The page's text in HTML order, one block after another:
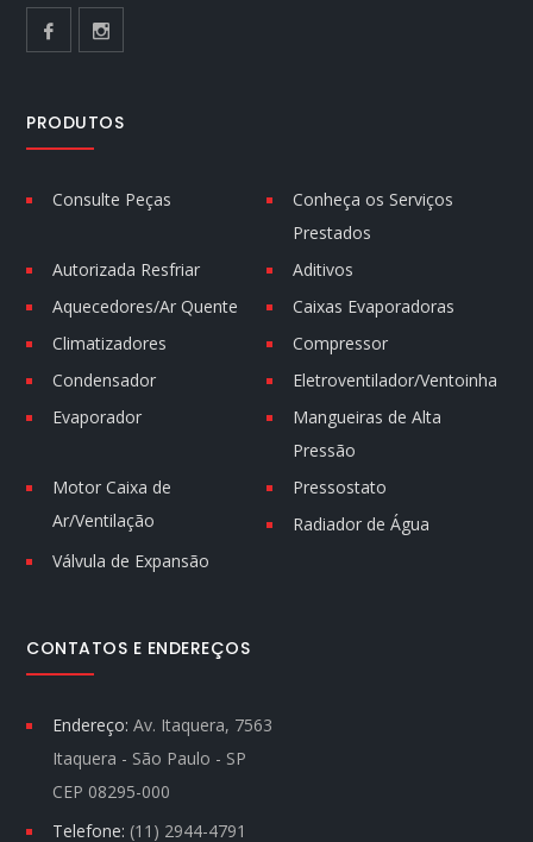
PRODUTOS
Consulte Peças
Conheça os Serviços
Prestados
Autorizada Resfriar
Aditivos
Aquecedores/Ar Quente
Caixas Evaporadoras
Climatizadores
Compressor
Condensador
Eletroventilador/Ventoinha
Evaporador
Mangueiras de Alta
Pressão
Motor Caixa de
Ar/Ventilação
Pressostato
Radiador de Água
Válvula de Expansão
CONTATOS E ENDEREÇOS
Endereço: Av. Itaquera, 7563
Itaquera - São Paulo - SP
CEP 08295-000
Telefone: (11) 2944-4791